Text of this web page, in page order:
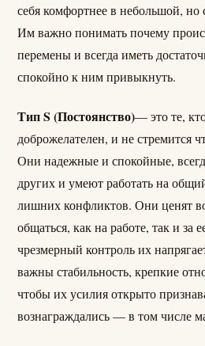
себя комфортнее в небольшой, но
Им важно понимать почему
перемены и всегда иметь
спокойно к ним привыкнуть.
Тип S (Постоянство)— это те,
доброжелателен, и не стремится
Они надежные и спокойные,
других и умеют работать на общий
лишних конфликтов. Они ценят
общаться, как на работе, так и за
чрезмерный контроль их
важны стабильность, крепкие
чтобы их усилия открыто
вознаграждались — в том числе